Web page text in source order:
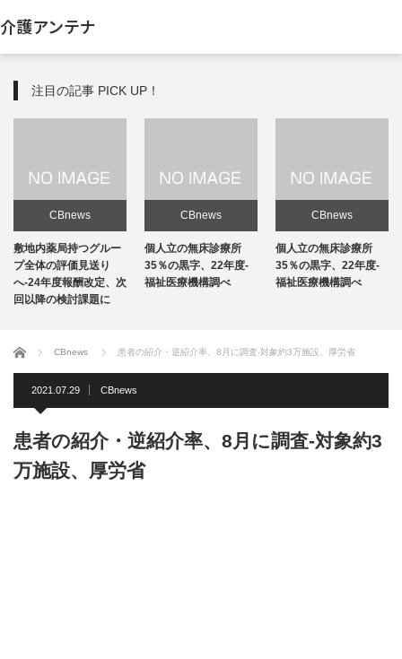
介護アンテナ
注目の記事 PICK UP！
CBnews
敷地内薬局持つグルー
プ全体の評価見送り
へ-24年度報酬改定、次
回以降の検討課題に
CBnews
個人立の無床診療所
35％の黒字、22年度-
福祉医療機構調べ
CBnews
個人立の無床診療所
35％の黒字、22年度-
福祉医療機構調べ
ホーム CBnews 患者の紹介・逆紹介率、8月に調査-対象約3万施設、厚労省
2021.07.29 CBnews
患者の紹介・逆紹介率、8月に調査-対象約3
万施設、厚労省